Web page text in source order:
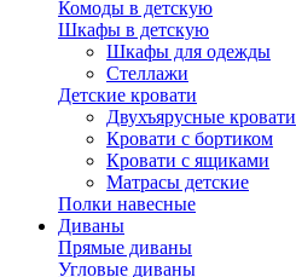
Комоды в детскую
Шкафы в детскую
Шкафы для одежды
Стеллажи
Детские кровати
Двухъярусные кровати
Кровати с бортиком
Кровати с ящиками
Матрасы детские
Полки навесные
Диваны
Прямые диваны
Угловые диваны